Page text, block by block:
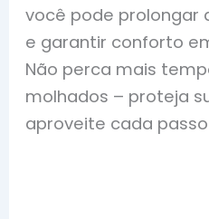
você pode prolongar
e garantir conforto
Não perca mais
molhados – proteja
aproveite cada